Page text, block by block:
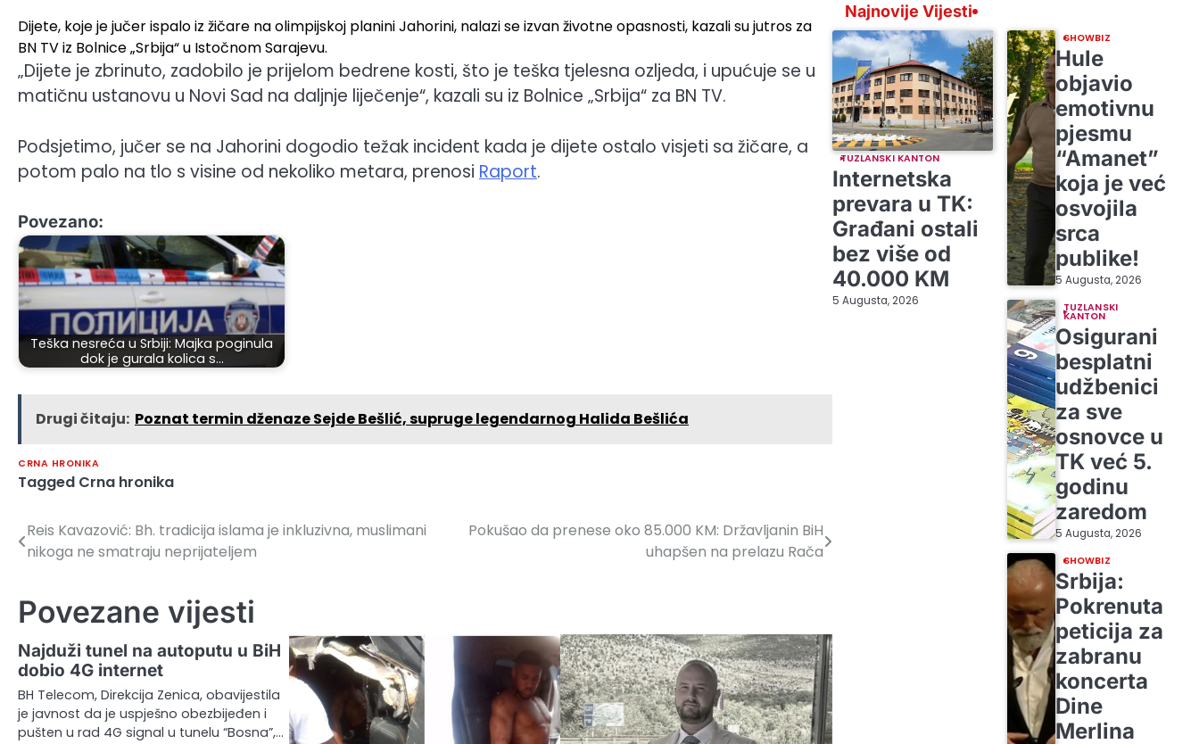
Dijete, koje je jučer ispalo iz žičare na olimpijskoj planini Jahorini, nalazi se izvan životne opasnosti, kazali su jutros za
BN TV iz Bolnice „Srbija“ u Istočnom Sarajevu.
„Dijete je zbrinuto, zadobilo je prijelom bedrene kosti, što je teška tjelesna ozljeda, i upućuje se u
matičnu ustanovu u Novi Sad na daljnje liječenje“, kazali su iz Bolnice „Srbija“ za BN TV.
Podsjetimo, jučer se na Jahorini dogodio težak incident kada je dijete ostalo visjeti sa žičare, a
potom palo na tlo s visine od nekoliko metara, prenosi Raport.
Povezano:
Teška nesreća u Srbiji: Majka poginula
dok je gurala kolica s…
Drugi čitaju: Poznat termin dženaze Sejde Bešlić, supruge legendarnog Halida Bešlića
CRNA HRONIKA
Tagged Crna hronika
Navigacija
članaka
Reis Kavazović: Bh. tradicija islama je inkluzivna, muslimani
nikoga ne smatraju neprijateljem
Pokušao da prenese oko 85.000 KM: Državljanin BiH
uhapšen na prelazu Rača
Povezane vijesti
Najduži tunel na autoputu u BiH
dobio 4G internet
BH Telecom, Direkcija Zenica, obavijestila
je javnost da je uspješno obezbijeđen i
pušten u rad 4G signal u tunelu “Bosna”,…
Najnovije Vijesti
TUZLANSKI KANTON
Internetska
prevara u TK:
Građani ostali
bez više od
40.000 KM
5 Augusta, 2026
SHOWBIZ
Hule
objavio
emotivnu
pjesmu
“Amanet”
koja je već
osvojila
srca
publike!
5 Augusta, 2026
TUZLANSKI
KANTON
Osigurani
besplatni
udžbenici
za sve
osnovce u
TK već 5.
godinu
zaredom
5 Augusta, 2026
SHOWBIZ
Srbija:
Pokrenuta
peticija za
zabranu
koncerta
Dine
Merlina